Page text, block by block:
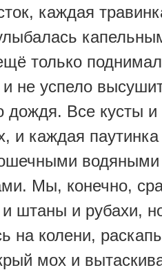
каждая
только
не успело
дождя. Все кусты
и каждая
водяными
Мы, конечно,
штаны и рубахи,
на колени,
мох и